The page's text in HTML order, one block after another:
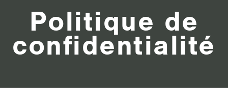
Politique de
confidentialité